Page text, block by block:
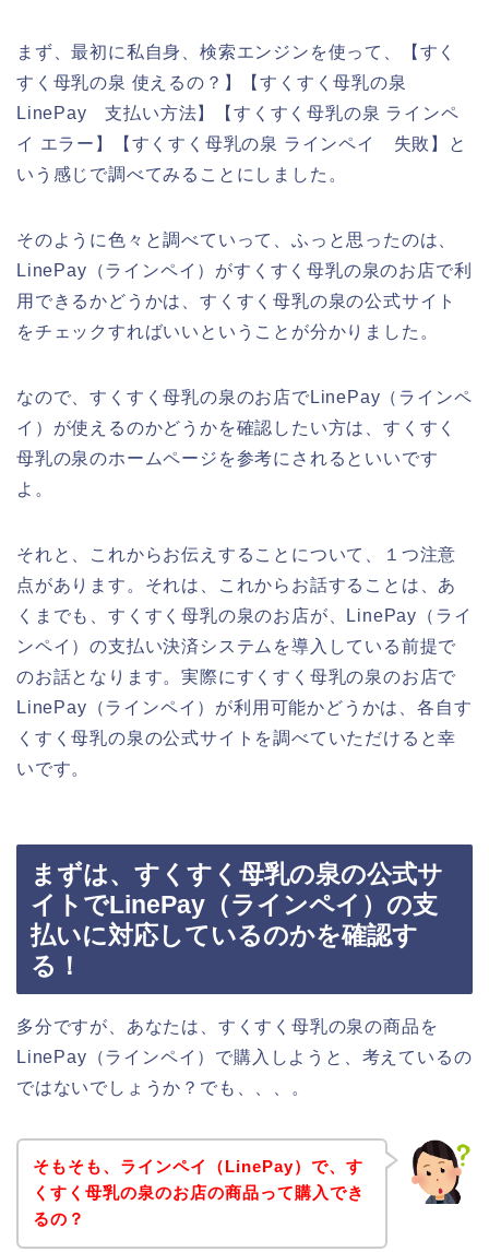
まず、最初に私自身、検索エンジンを使って、【すく
すく母乳の泉 使えるの？】【すくすく母乳の泉
LinePay 支払い方法】【すくすく母乳の泉 ラインペ
イ エラー】【すくすく母乳の泉 ラインペイ 失敗】と
いう感じで調べてみることにしました。
そのように色々と調べていって、ふっと思ったのは、
LinePay（ラインペイ）がすくすく母乳の泉のお店で利
用できるかどうかは、すくすく母乳の泉の公式サイト
をチェックすればいいということが分かりました。
なので、すくすく母乳の泉のお店でLinePay（ラインペ
イ）が使えるのかどうかを確認したい方は、すくすく
母乳の泉のホームページを参考にされるといいです
よ。
それと、これからお伝えすることについて、１つ注意
点があります。それは、これからお話することは、あ
くまでも、すくすく母乳の泉のお店が、LinePay（ライ
ンペイ）の支払い決済システムを導入している前提で
のお話となります。実際にすくすく母乳の泉のお店で
LinePay（ラインペイ）が利用可能かどうかは、各自す
くすく母乳の泉の公式サイトを調べていただけると幸
いです。
まずは、すくすく母乳の泉の公式サ
イトでLinePay（ラインペイ）の支
払いに対応しているのかを確認す
る！
多分ですが、あなたは、すくすく母乳の泉の商品を
LinePay（ラインペイ）で購入しようと、考えているの
ではないでしょうか？でも、、、。
そもそも、ラインペイ（LinePay）で、す
くすく母乳の泉のお店の商品って購入でき
るの？